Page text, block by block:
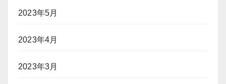
2023年5月
2023年4月
2023年3月